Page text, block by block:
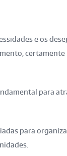
e os
para
para